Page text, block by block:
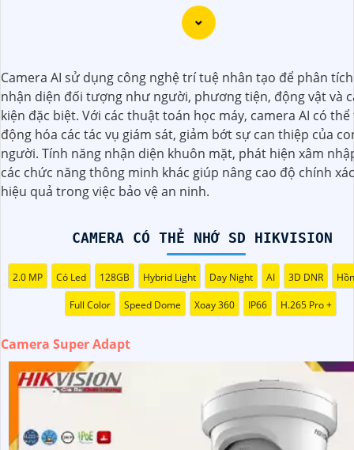
Camera Super Adapt là lựa chọn tốt cho việc giám sát bảo
ninh tại nơi có môi trường ánh sáng thay đổi thất thường.
tuyệt vời nhất
'
Camera AI sử dụng công nghệ trí tuệ nhân tạo để phân
nhận diện đối tượng như người, phương tiện, động vật và
kiện đặc biệt. Với các thuật toán học máy, camera AI có
động hóa các tác vụ giám sát, giảm bớt sự can thiệp của
người. Tính năng nhận diện khuôn mặt, phát hiện xâm
các chức năng thông minh khác giúp nâng cao độ chính
hiệu quả trong việc bảo vệ an ninh.
CAMERA CÓ THẺ NHỚ SD HIKVISION
2.0 MP Có Led 128GB Hybrid Light Day Night AI 3D DNR
Full Color Speed Dome Xoay 360 IP66 H.265 Pro +
Camera Super Adapt